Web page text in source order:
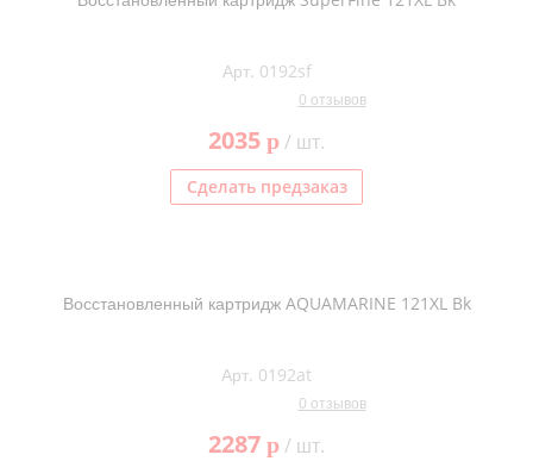
Арт. 0192sf
0 отзывов
2035 p/ шт.
Сделать предзаказ
Восстановленный картридж AQUAMARINE 121XL Bk
Арт. 0192at
0 отзывов
2287 p/ шт.